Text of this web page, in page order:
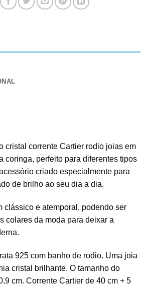
cristal corrente Cartier rodio joias em
coringa, perfeito para diferentes tipos
criado especialmente para
de brilho ao seu dia a dia.
clássico e atemporal, podendo ser
colares da moda para deixar a
925 com banho de rodio. Uma joia
cristal brilhante. O tamanho do
cm. Corrente Cartier de 40 cm + 5